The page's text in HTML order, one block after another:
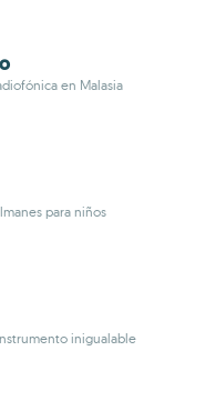
en Malasia
para niños
inigualable